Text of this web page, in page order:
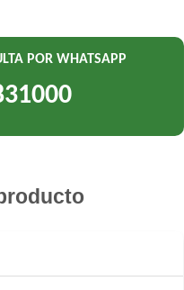
POR WHATSAPP